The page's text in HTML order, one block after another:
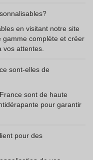
en visitant notre site
gamme complète et créer
attentes.
sont-elles de
sont de haute
pour garantir
pour des